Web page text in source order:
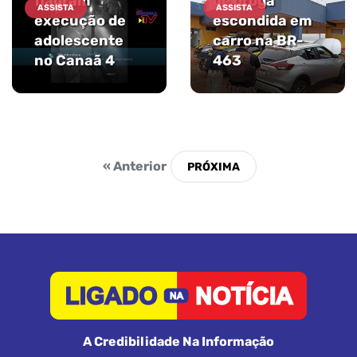
ASSISTA
execução de
adolescente
no Canaã 4
ASSISTA
escondida em
carro na BR-
463
« Anterior
A Credibilidade Na Informação